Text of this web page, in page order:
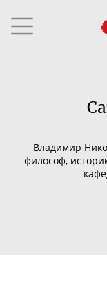
Владимир
философ,